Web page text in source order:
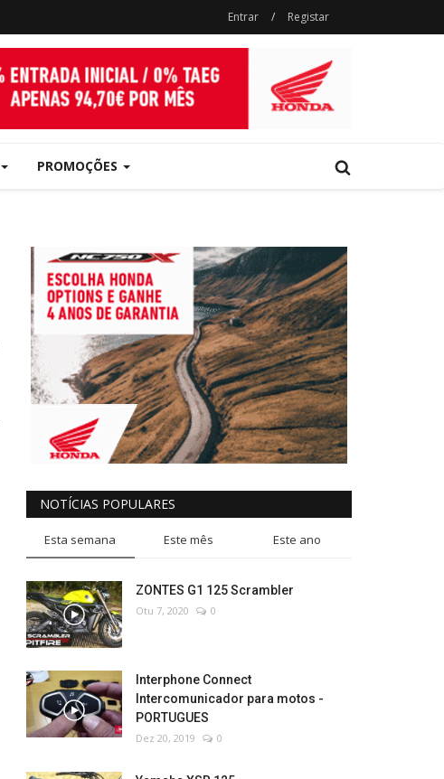
Entrar / Registar
PROMOÇÕES
NOTÍCIAS POPULARES
Esta semana Este mês Este ano
ZONTES G1 125 Scrambler
Otu 7, 2020 0
Interphone Connect
Intercomunicador para motos -
PORTUGUES
Dez 20, 2019 0